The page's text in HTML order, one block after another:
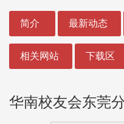
简介 最新动态
相关网站 下载区
华南校友会东莞